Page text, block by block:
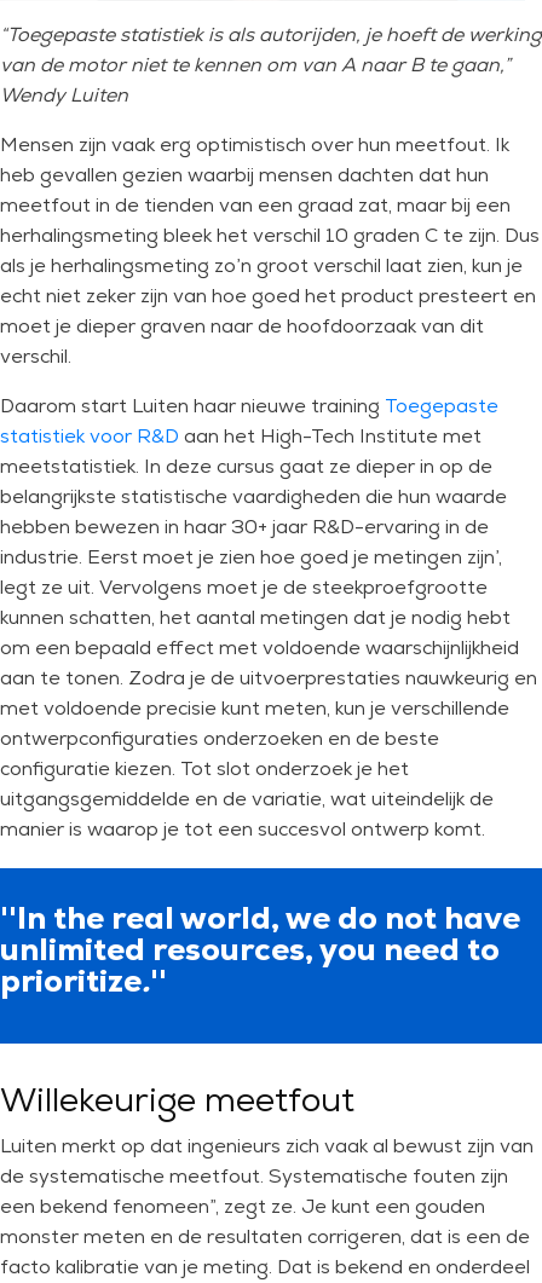
“Toegepaste statistiek is als autorijden, je hoeft de werking
van de motor niet te kennen om van A naar B te gaan,”
Wendy Luiten
Mensen zijn vaak erg optimistisch over hun meetfout. Ik
heb gevallen gezien waarbij mensen dachten dat hun
meetfout in de tienden van een graad zat, maar bij een
herhalingsmeting bleek het verschil 10 graden C te zijn. Dus
als je herhalingsmeting zo’n groot verschil laat zien, kun je
echt niet zeker zijn van hoe goed het product presteert en
moet je dieper graven naar de hoofdoorzaak van dit
verschil.
Daarom start Luiten haar nieuwe training Toegepaste
statistiek voor R&D aan het High-Tech Institute met
meetstatistiek. In deze cursus gaat ze dieper in op de
belangrijkste statistische vaardigheden die hun waarde
hebben bewezen in haar 30+ jaar R&D-ervaring in de
industrie. Eerst moet je zien hoe goed je metingen zijn’,
legt ze uit. Vervolgens moet je de steekproefgrootte
kunnen schatten, het aantal metingen dat je nodig hebt
om een bepaald effect met voldoende waarschijnlijkheid
aan te tonen. Zodra je de uitvoerprestaties nauwkeurig en
met voldoende precisie kunt meten, kun je verschillende
ontwerpconfiguraties onderzoeken en de beste
configuratie kiezen. Tot slot onderzoek je het
uitgangsgemiddelde en de variatie, wat uiteindelijk de
manier is waarop je tot een succesvol ontwerp komt.
''In the real world, we do not have
unlimited resources, you need to
prioritize.''
Willekeurige meetfout
Luiten merkt op dat ingenieurs zich vaak al bewust zijn van
de systematische meetfout. Systematische fouten zijn
een bekend fenomeen”, zegt ze. Je kunt een gouden
monster meten en de resultaten corrigeren, dat is een de
facto kalibratie van je meting. Dat is bekend en onderdeel